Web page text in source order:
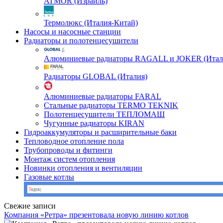
Термолюкс (Италия-Китай)
Насосы и насосные станции
Радиаторы и полотенцесушители
Алюминиевые радиаторы RAGALL и JOKER
Радиаторы GLOBAL (Италия)
Алюминиевые радиаторы FARAL
Стальные радиаторы TERMO TEKNIK
Полотенцесушители ТЕПЛОМАШ
Чугунные радиаторы KIRAN
Гидроаккумуляторы и расширительные баки
Тепловодное отопление пола
Трубопроводы и фитинги
Монтаж систем отопления
Новинки отопления и вентиляции
Газовые котлы
Свежие записи
Компания «Ретра» презентовала новую линию котлов